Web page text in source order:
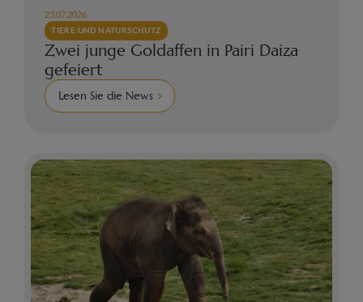
23.07.2026
TIERE UND NATURSCHUTZ
Zwei junge Goldaffen in Pairi Daiza
gefeiert
Lesen Sie die News